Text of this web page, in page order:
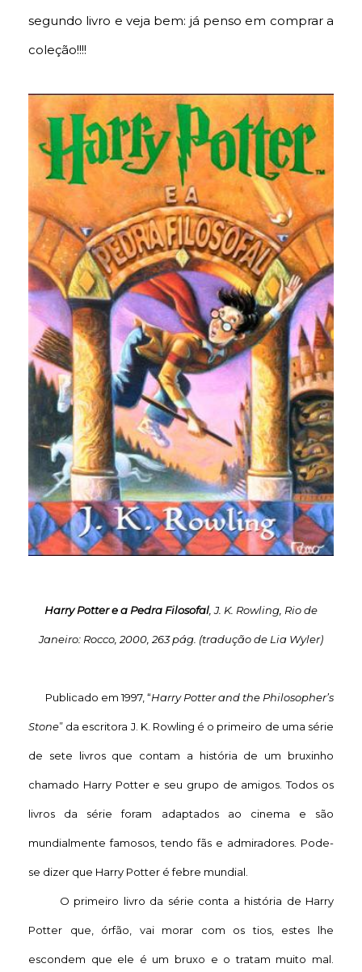
segundo livro e veja bem: já penso em comprar a
coleção!!!!
Harry Potter e a Pedra Filosofal, J. K. Rowling, Rio de
Janeiro: Rocco, 2000, 263 pág. (tradução de Lia Wyler)
Publicado em 1997, “Harry Potter and the Philosopher’s
Stone” da escritora J. K. Rowling é o primeiro de uma série
de sete livros que contam a história de um bruxinho
chamado Harry Potter e seu grupo de amigos. Todos os
livros da série foram adaptados ao cinema e são
mundialmente famosos, tendo fãs e admiradores. Pode-
se dizer que Harry Potter é febre mundial.
O primeiro livro da série conta a história de Harry
Potter que, órfão, vai morar com os tios, estes lhe
escondem que ele é um bruxo e o tratam muito mal.